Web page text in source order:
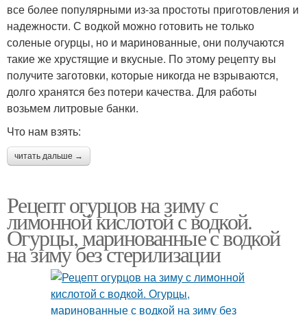
все более популярными из-за простоты приготовления и
надежности. С водкой можно готовить не только
соленые огурцы, но и маринованные, они получаются
такие же хрустящие и вкусные. По этому рецепту вы
получите заготовки, которые никогда не взрываются,
долго хранятся без потери качества. Для работы
возьмем литровые банки.
Что нам взять:
читать дальше →
Рецепт огурцов на зиму с
лимонной кислотой с водкой.
Огурцы, маринованные с водкой
на зиму без стерилизации